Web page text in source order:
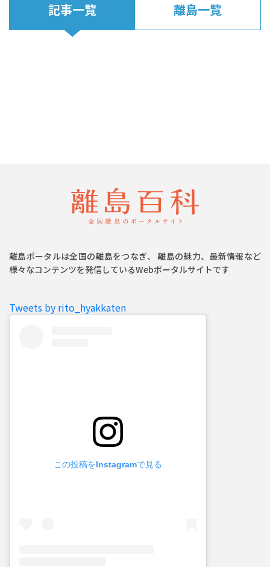
記事一覧 離島一覧
離島ポータルは全国の離島をつなぎ、 離島の魅力、最新情報など
様々なコンテンツを発信しているWebポータルサイトです
Tweets by rito_hyakkaten
この投稿をInstagramで見る